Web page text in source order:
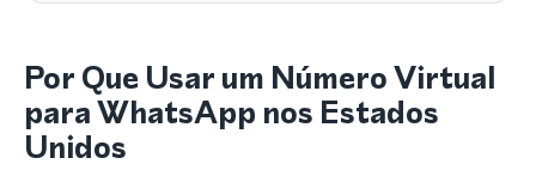
Por Que Usar um Número Virtual
para WhatsApp nos Estados
Unidos